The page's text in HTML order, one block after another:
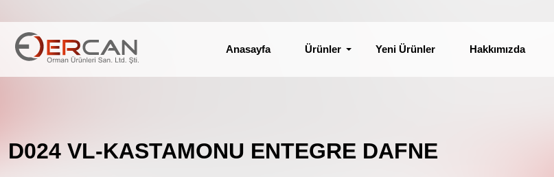
Anasayfa Ürünler Yeni Ürünler Hakkımızda
D024 VL-KASTAMONU ENTEGRE DAFNE